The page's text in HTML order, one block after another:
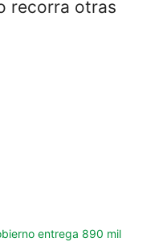
recorra otras
entrega 890 mil